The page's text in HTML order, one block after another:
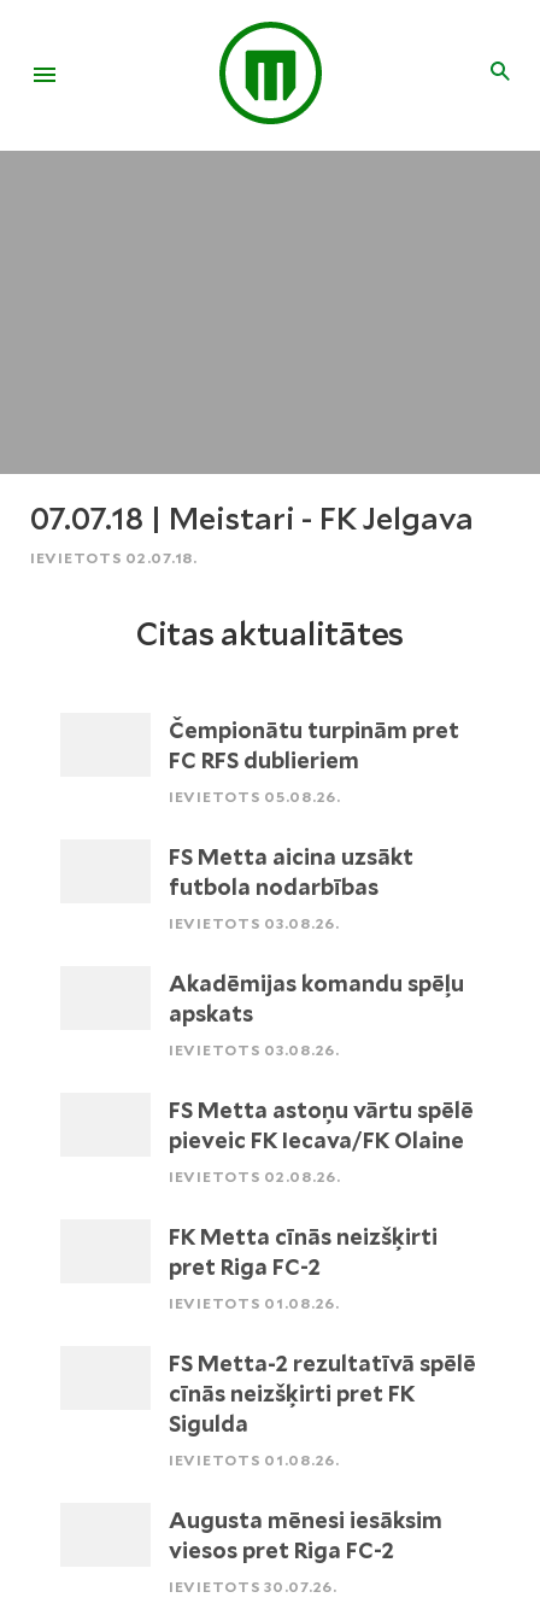
07.07.18 | Meistari - FK Jelgava
IEVIETOTS 02.07.18.
Citas aktualitātes
Čempionātu turpinām pret
FC RFS dublieriem
IEVIETOTS 05.08.26.
FS Metta aicina uzsākt
futbola nodarbības
IEVIETOTS 03.08.26.
Akadēmijas komandu spēļu
apskats
IEVIETOTS 03.08.26.
FS Metta astoņu vārtu spēlē
pieveic FK Iecava/FK Olaine
IEVIETOTS 02.08.26.
FK Metta cīnās neizšķirti
pret Riga FC-2
IEVIETOTS 01.08.26.
FS Metta-2 rezultatīvā spēlē
cīnās neizšķirti pret FK
Sigulda
IEVIETOTS 01.08.26.
Augusta mēnesi iesāksim
viesos pret Riga FC-2
IEVIETOTS 30.07.26.